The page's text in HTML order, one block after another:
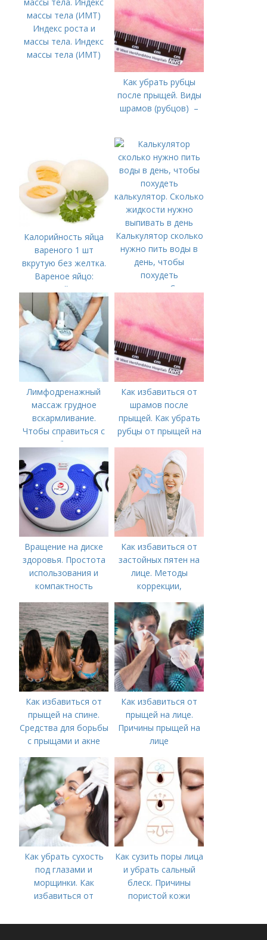
Индекс роста и
массы тела. Индекс
массы тела (ИМТ)
Как убрать рубцы
после прыщей. Виды
шрамов (рубцов) –
Калорийность яйца
вареного 1 шт
вкрутую без желтка.
Вареное яйцо:
калорийность
Калькулятор сколько
нужно пить воды в
день, чтобы
похудеть
калькулятор. Сколько
жидкости нужно
Лимфодренажный
массаж грудное
вскармливание.
Чтобы справиться с
нагрубанием,
необходимо
предпринять
следующие действия:
Как избавиться от
шрамов после
прыщей. Как убрать
рубцы от прыщей на
Вращение на диске
здоровья. Простота
использования и
компактность
Как избавиться от
застойных пятен на
лице. Методы
коррекции,
акне и удаления
рубцов и шрамов
постакне
Как избавиться от
прыщей на спине.
Средства для борьбы
с прыщами и акне
Как избавиться от
прыщей на лице.
Причины прыщей на
лице
Как убрать сухость
под глазами и
морщинки. Как
избавиться от
косметологические
Как сузить поры лица
и убрать сальный
блеск. Причины
пористой кожи